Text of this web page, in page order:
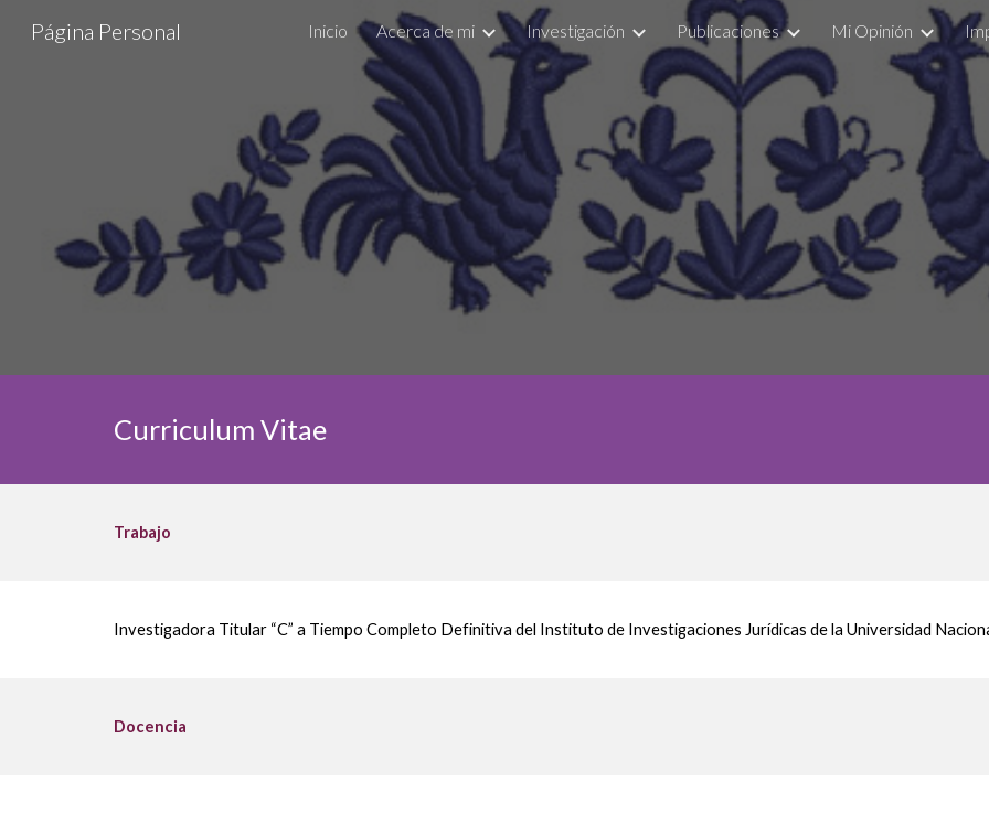
Skip to main content Skip to
Página Personal Inicio Acerca de mi Investigación Publicaciones Mi Opinión
Curriculum Vitae
Trabajo
Investigadora Titular “C” a Tiempo Completo Definitiva del Instituto de Investigaciones Jurídicas de la Universidad
Docencia